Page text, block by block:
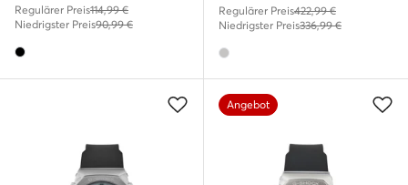
Regulärer Preis114,99 €
Niedrigster Preis90,99 €
Regulärer Preis422,99 €
Niedrigster Preis336,99 €
Angebot